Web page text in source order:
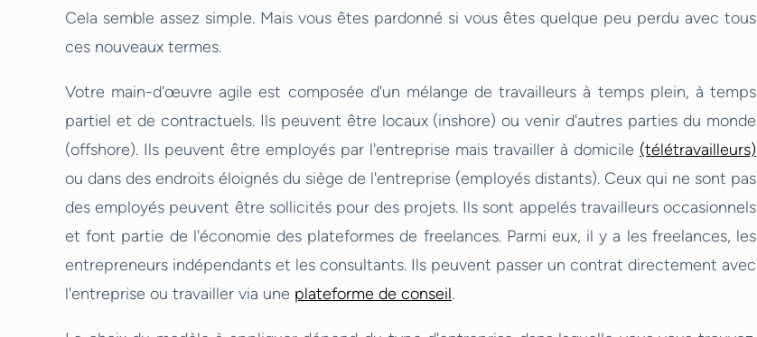
Cela semble assez simple. Mais vous êtes pardonné si vous êtes quelque peu perdu avec tous
ces nouveaux termes.
Votre main-d'œuvre agile est composée d'un mélange de travailleurs à temps plein, à temps
partiel et de contractuels. Ils peuvent être locaux (inshore) ou venir d'autres parties du monde
(offshore). Ils peuvent être employés par l'entreprise mais travailler à domicile (télétravailleurs)
ou dans des endroits éloignés du siège de l'entreprise (employés distants). Ceux qui ne sont pas
des employés peuvent être sollicités pour des projets. Ils sont appelés travailleurs occasionnels
et font partie de l'économie des plateformes de freelances. Parmi eux, il y a les freelances, les
entrepreneurs indépendants et les consultants. Ils peuvent passer un contrat directement avec
l'entreprise ou travailler via une plateforme de conseil.